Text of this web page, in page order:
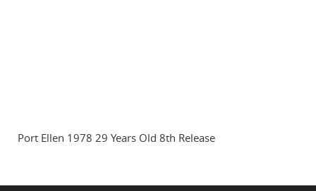
Port Ellen 1978 29 Years Old 8th Release